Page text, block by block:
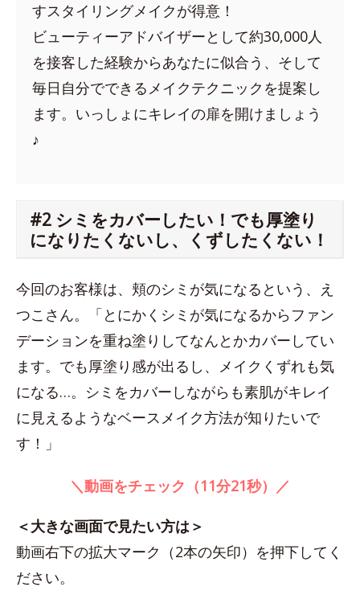
すスタイリングメイクが得意！
ビューティーアドバイザーとして約30,000人
を接客した経験からあなたに似合う、そして
毎日自分でできるメイクテクニックを提案し
ます。いっしょにキレイの扉を開けましょう
♪
#2 シミをカバーしたい！でも厚塗り
になりたくないし、くずしたくない！
今回のお客様は、頬のシミが気になるという、え
つこさん。「とにかくシミが気になるからファン
デーションを重ね塗りしてなんとかカバーしてい
ます。でも厚塗り感が出るし、メイクくずれも気
になる…。シミをカバーしながらも素肌がキレイ
に見えるようなベースメイク方法が知りたいで
す！」
＼動画をチェック（11分21秒）／
＜大きな画面で見たい方は＞
動画右下の拡大マーク（2本の矢印）を押下してく
ださい。